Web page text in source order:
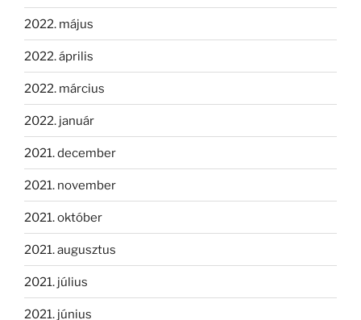
2022. május
2022. április
2022. március
2022. január
2021. december
2021. november
2021. október
2021. augusztus
2021. július
2021. június